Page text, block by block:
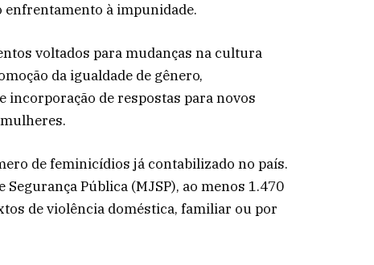
à impunidade.
voltados para mudanças na cultura
da igualdade de gênero,
de respostas para novos
de feminicídios já contabilizado no país.
Pública (MJSP), ao menos 1.470
de violência doméstica, familiar ou por